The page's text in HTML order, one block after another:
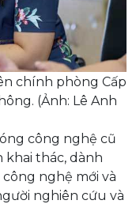
chính phòng Cấp
(Ảnh: Lê Anh
công nghệ cũ
khai thác, dành
nghệ mới và
nghiên cứu và